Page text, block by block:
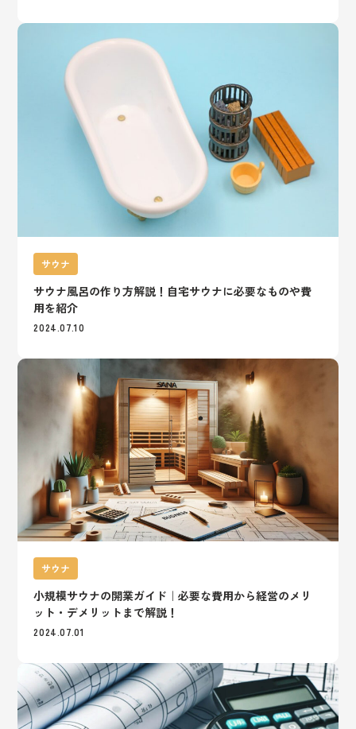
サウナ
サウナ風呂の作り方解説！自宅サウナに必要なものや費
用を紹介
2024.07.10
サウナ
小規模サウナの開業ガイド｜必要な費用から経営のメリ
ット・デメリットまで解説！
2024.07.01